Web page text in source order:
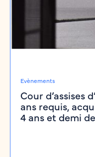
Evènements
Cour d’assises
ans requis,
4 ans et demi